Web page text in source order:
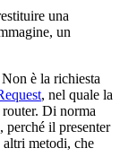
una
un
è la richiesta
, nel quale la
Di norma
perché il presenter
altri metodi, che